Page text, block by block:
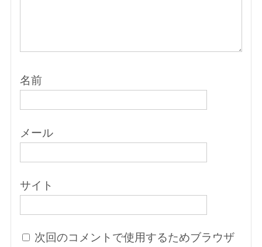
名前
メール
サイト
次回のコメントで使用するためブラウザ